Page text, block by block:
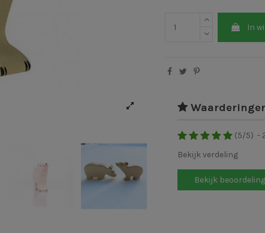
In
(5/5) -
Bekijk verdeling
Bekijk